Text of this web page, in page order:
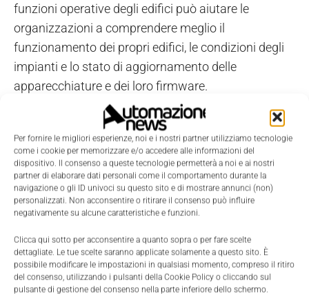
Per fornire le migliori esperienze, noi e i nostri partner utilizziamo tecnologie
come i cookie per memorizzare e/o accedere alle informazioni del
dispositivo. Il consenso a queste tecnologie permetterà a noi e ai nostri
partner di elaborare dati personali come il comportamento durante la
navigazione o gli ID univoci su questo sito e di mostrare annunci (non)
personalizzati. Non acconsentire o ritirare il consenso può influire
negativamente su alcune caratteristiche e funzioni.
Clicca qui sotto per acconsentire a quanto sopra o per fare scelte
dettagliate. Le tue scelte saranno applicate solamente a questo sito. È
possibile modificare le impostazioni in qualsiasi momento, compreso il ritiro
del consenso, utilizzando i pulsanti della Cookie Policy o cliccando sul
pulsante di gestione del consenso nella parte inferiore dello schermo.
funzioni operative degli edifici può aiutare le
organizzazioni a comprendere meglio il
funzionamento dei propri edifici, le condizioni degli
impianti e lo stato di aggiornamento delle
apparecchiature e dei loro firmware.
La digitalizzazione, inoltre, contribuisce a costruire
degli ecosistemi più solidi e maggiormente
interconnessi con i propri partner e i propri fornitori.
La gestione dei dati provenienti da tutti i disparati
sistemi coinvolti è già di per sé un compito
complesso. Garantire poi che tutti i partecipanti
all'ecosistema siano in grado di utilizzarli per far
funzionare le operazioni senza intoppi non fa che
aumentare il tasso di difficoltà. Le piattaforme
digitali per l'edilizia possono unificare le fonti di dati